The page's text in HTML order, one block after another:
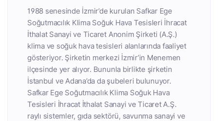
1988 senesinde İzmir’de kurulan Safkar Ege
Soğutmacılık Klima Soğuk Hava Tesisleri İhracat
İthalat Sanayi ve Ticaret Anonim Şirketi (A.Ş.)
klima ve soğuk hava tesisleri alanlarında faaliyet
gösteriyor. Şirketin merkezi İzmir’in Menemen
ilçesinde yer alıyor. Bununla birlikte şirketin
İstanbul ve Adana’da da şubeleri bulunuyor.
Safkar Ege Soğutmacılık Klima Soğuk Hava
Tesisleri İhracat İthalat Sanayi ve Ticaret A.Ş.
raylı sistemler, gıda sektörü, savunma sanayi ve